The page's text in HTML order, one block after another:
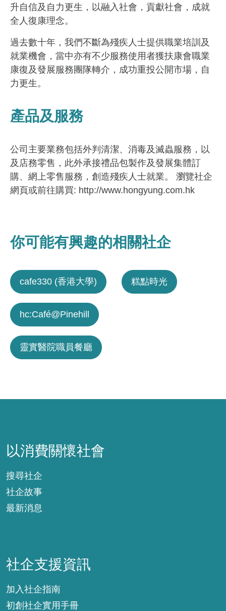
升自信及自力更生，以融入社會，貢獻社會，成就
全人復康理念。
過去數十年，我們不斷為殘疾人士提供職業培訓及
就業機會，當中亦有不少服務使用者獲扶康會職業
康復及發展服務團隊轉介，成功重投公開市場，自
力更生。
產品及服務
公司主要業務包括外判清潔、消毒及滅蟲服務，以
及店務零售，此外承接禮品包製作及發展集體訂
購、網上零售服務，創造殘疾人士就業。 瀏覽社企
網頁或前往購買: http://www.hongyung.com.hk
你可能有興趣的相關社企
cafe330 (香港大學) 糕點時光
hc:Café@Pinehill
靈實醫院職員餐廳
以消費關懷社會
搜尋社企
社企故事
最新消息
社企支援資訊
加入社企指南
初創社企實用手冊